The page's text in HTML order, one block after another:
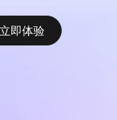
立即体验